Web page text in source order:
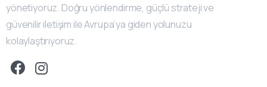
yönetiyoruz. Doğru yönlendirme, güçlü strateji ve
güvenilir iletişim ile Avrupa’ya giden yolunuzu
kolaylaştırıyoruz.